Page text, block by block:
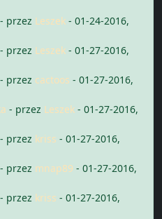
- przez Leszek - 01-24-2016,
- przez Leszek - 01-27-2016,
- przez cactoos - 01-27-2016,
- przez Leszek - 01-27-2016,
- przez kriss - 01-27-2016,
- przez mnap89 - 01-27-2016,
- przez kriss - 01-27-2016,